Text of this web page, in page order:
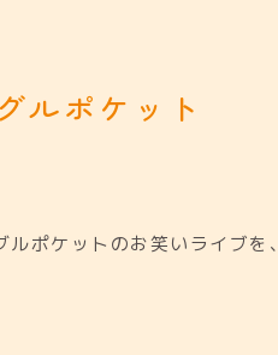
ルポケット
ポケットのお笑いライブを、